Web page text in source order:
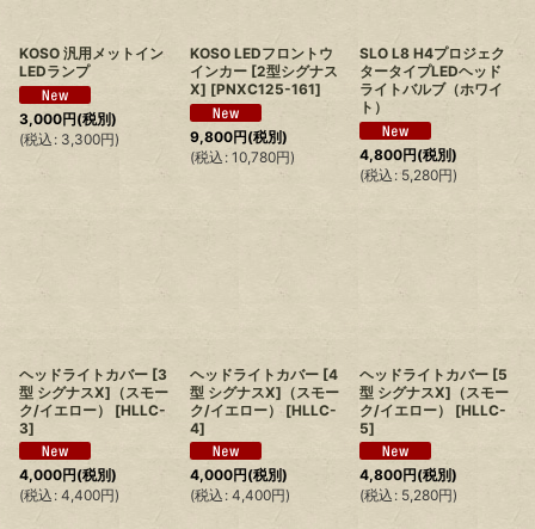
KOSO 汎用メットイン
LEDランプ
3,000円(税別)
(税込 : 3,300円)
KOSO LEDフロントウ
インカー [2型シグナス
X] [PNXC125-161]
9,800円(税別)
(税込 : 10,780円)
SLO L8 H4プロジェク
タータイプLEDヘッド
ライトバルブ（ホワイ
ト）
4,800円(税別)
(税込 : 5,280円)
ヘッドライトカバー [3
型 シグナスX]（スモー
ク/イエロー）
[HLLC-
3]
4,000円(税別)
(税込 : 4,400円)
ヘッドライトカバー [4
型 シグナスX]（スモー
ク/イエロー） [HLLC-
4]
4,000円(税別)
(税込 : 4,400円)
ヘッドライトカバー [5
型 シグナスX]（スモー
ク/イエロー）
[HLLC-
5]
4,800円(税別)
(税込 : 5,280円)